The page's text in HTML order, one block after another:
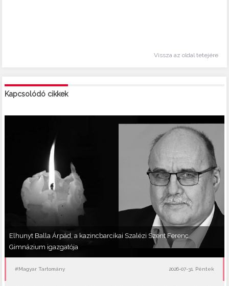
Vissza az oldal tetejére
Kapcsolódó cikkek
Elhunyt Balla Árpád, a kazincbarcikai Szalézi Szent Ferenc
Gimnázium igazgatója
#Magyar Tartomány 2026-07-31, Péntek